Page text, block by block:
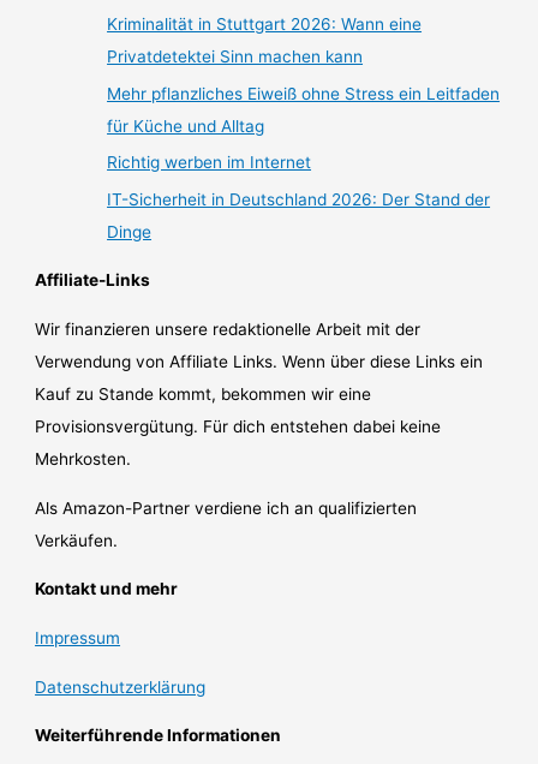
Kriminalität in Stuttgart 2026: Wann eine
Privatdetektei Sinn machen kann
Mehr pflanzliches Eiweiß ohne Stress ein Leitfaden
für Küche und Alltag
Richtig werben im Internet
IT-Sicherheit in Deutschland 2026: Der Stand der
Dinge
Affiliate-Links
Wir finanzieren unsere redaktionelle Arbeit mit der
Verwendung von Affiliate Links. Wenn über diese Links ein
Kauf zu Stande kommt, bekommen wir eine
Provisionsvergütung. Für dich entstehen dabei keine
Mehrkosten.
Als Amazon-Partner verdiene ich an qualifizierten
Verkäufen.
Kontakt und mehr
Impressum
Datenschutzerklärung
Weiterführende Informationen